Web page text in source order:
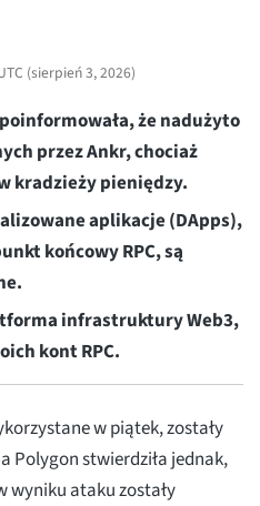
(sierpień 3, 2026)
że nadużyto
przez Ankr, chociaż
kradzieży pieniędzy.
aplikacje (DApps),
końcowy RPC, są
infrastruktury Web3,
kont RPC.
w piątek, zostały
Polygon stwierdziła jednak,
wyniku ataku zostały